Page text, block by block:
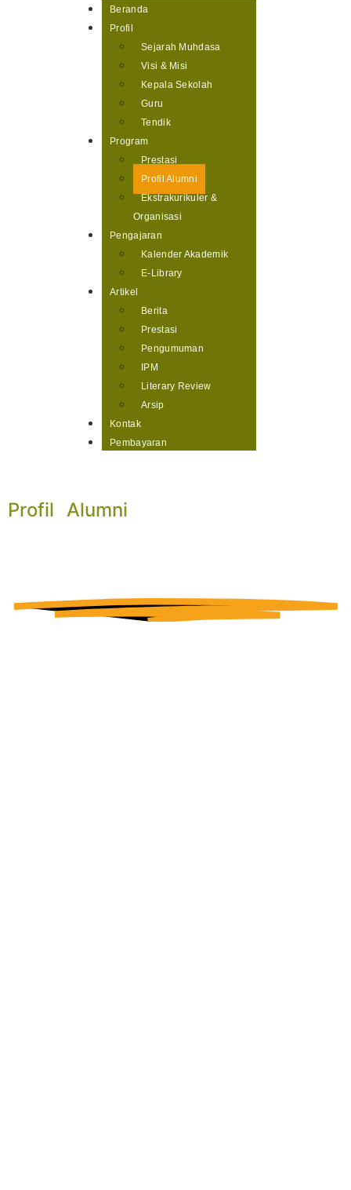
Beranda
Profil
Sejarah Muhdasa
Visi & Misi
Kepala Sekolah
Guru
Tendik
Program
Prestasi
Profil Alumni
Ekstrakurikuler &
Organisasi
Pengajaran
Kalender Akademik
E-Library
Artikel
Berita
Prestasi
Pengumuman
IPM
Literary Review
Arsip
Kontak
Pembayaran
Profil Alumni